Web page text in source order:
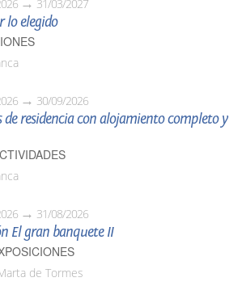
31/03/2027
lo elegido
30/09/2026
de residencia con alojamiento completo y
31/08/2026
El gran banquete II
de Tormes